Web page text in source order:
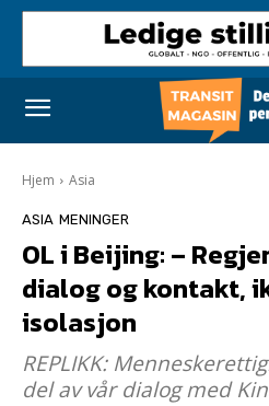
Hjem Asia
ASIA MENINGER
OL i Beijing: –
dialog og kontakt,
isolasjon
REPLIKK:
del av vår dialog med